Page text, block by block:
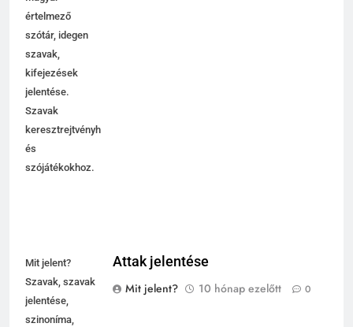
Magyar
értelmező
szótár, idegen
szavak,
kifejezések
jelentése.
Szavak
keresztrejtvényhez
és
Mit jelent?
Szavak, szavak
jelentése,